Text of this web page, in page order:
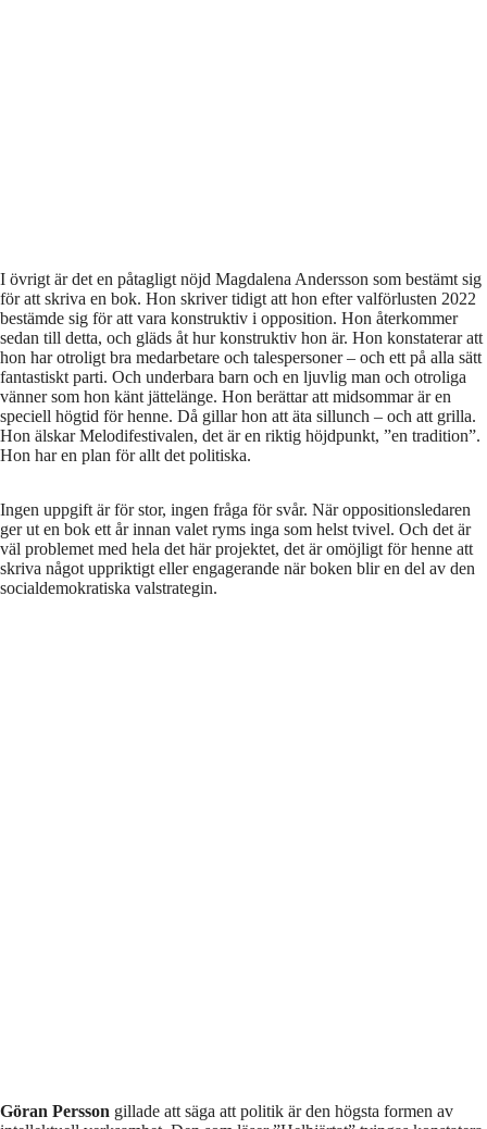
I övrigt är det en påtagligt nöjd Magdalena Andersson som bestämt sig
för att skriva en bok. Hon skriver tidigt att hon efter valförlusten 2022
bestämde sig för att vara konstruktiv i opposition. Hon återkommer
sedan till detta, och gläds åt hur konstruktiv hon är. Hon konstaterar att
hon har otroligt bra medarbetare och talespersoner – och ett på alla sätt
fantastiskt parti. Och underbara barn och en ljuvlig man och otroliga
vänner som hon känt jättelänge. Hon berättar att midsommar är en
speciell högtid för henne. Då gillar hon att äta sillunch – och att grilla.
Hon älskar Melodifestivalen, det är en riktig höjdpunkt, ”en tradition”.
Hon har en plan för allt det politiska.
Ingen uppgift är för stor, ingen fråga för svår. När oppositionsledaren
ger ut en bok ett år innan valet ryms inga som helst tvivel. Och det är
väl problemet med hela det här projektet, det är omöjligt för henne att
skriva något uppriktigt eller engagerande när boken blir en del av den
socialdemokratiska valstrategin.
Göran Persson gillade att säga att politik är den högsta formen av